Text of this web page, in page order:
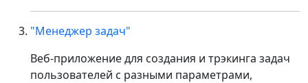
"Менеджер задач"
Веб-приложение для создания и трэкинга задач
пользователей с разными параметрами,